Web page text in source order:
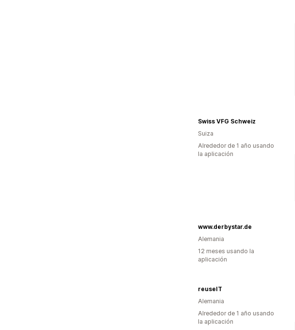
Swiss VFG Schweiz
Suiza
Alrededor de 1 año usando
la aplicación
www.derbystar.de
Alemania
12 meses usando la
aplicación
reuseIT
Alemania
Alrededor de 1 año usando
la aplicación